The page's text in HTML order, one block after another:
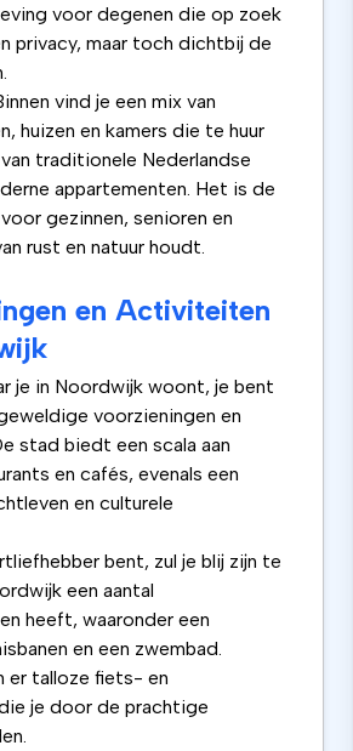
voor degenen die op zoek
privacy, maar toch dichtbij de
vind je een mix van
huizen en kamers die te huur
traditionele Nederlandse
appartementen. Het is de
gezinnen, senioren en
rust en natuur houdt.
en Activiteiten
je in Noordwijk woont, je bent
voorzieningen en
stad biedt een scala aan
en cafés, evenals een
en culturele
bent, zul je blij zijn te
een aantal
heeft, waaronder een
en een zwembad.
er talloze fiets- en
je door de prachtige